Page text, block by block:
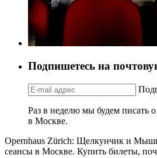
Подпишетесь на
Раз в неделю мы будем писать
в Москве.
Opernhaus Zürich: Щелкунчик и
сеансы в Москве. Купить билеты,